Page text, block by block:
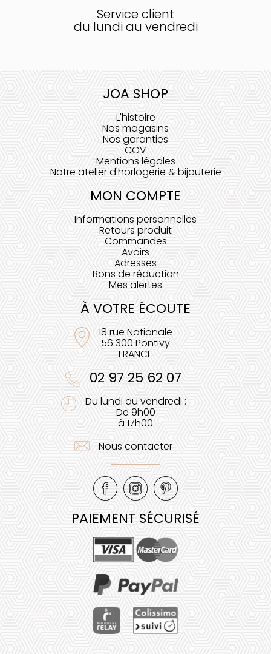
Service client
du lundi au vendredi
JOA SHOP
L'histoire
Nos magasins
Nos garanties
CGV
Mentions légales
Notre atelier d'horlogerie & bijouterie
MON COMPTE
Informations personnelles
Retours produit
Commandes
Avoirs
Adresses
Bons de réduction
Mes alertes
À VOTRE ÉCOUTE
18 rue Nationale
56 300 Pontivy
FRANCE
02 97 25 62 07
Du lundi au vendredi :
De 9h00
à 17h00
Nous contacter
PAIEMENT SÉCURISÉ